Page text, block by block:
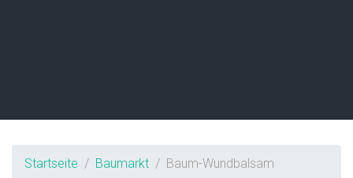
Startseite Baumarkt Baum-Wundbalsam